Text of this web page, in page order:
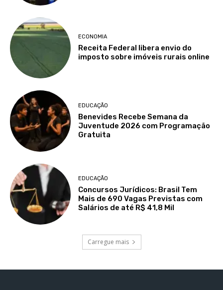
ECONOMIA
Receita Federal libera envio do
imposto sobre imóveis rurais online
EDUCAÇÃO
Benevides Recebe Semana da
Juventude 2026 com Programação
Gratuita
EDUCAÇÃO
Concursos Jurídicos: Brasil Tem
Mais de 690 Vagas Previstas com
Salários de até R$ 41,8 Mil
Carregue mais